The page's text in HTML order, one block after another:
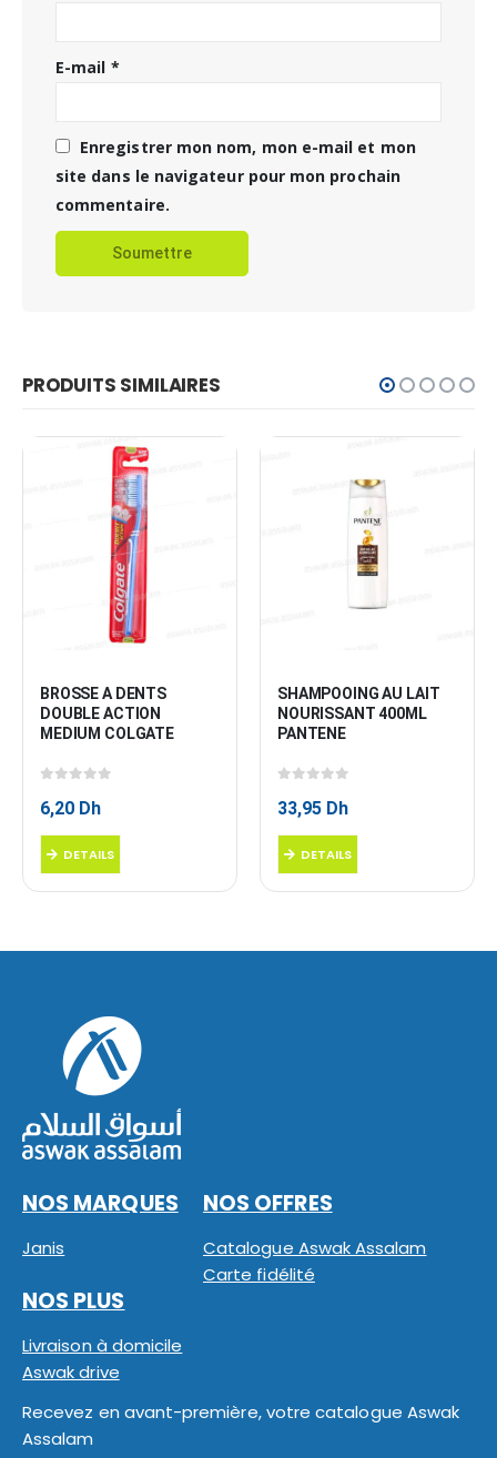
E-mail *
Enregistrer mon nom, mon e-mail et mon
site dans le navigateur pour mon prochain
commentaire.
PRODUITS SIMILAIRES
BROSSE A DENTS
DOUBLE ACTION
MEDIUM COLGATE
6,20 Dh
DETAILS
SHAMPOOING AU LAIT
NOURISSANT 400ML
PANTENE
33,95 Dh
DETAILS
NOS MARQUES
Janis
NOS OFFRES
Catalogue Aswak Assalam
Carte fidélité
NOS PLUS
Livraison à domicile
Aswak drive
Recevez en avant-première, votre catalogue Aswak
Assalam